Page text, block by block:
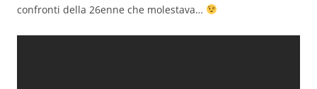
confronti della 26enne che molestava…